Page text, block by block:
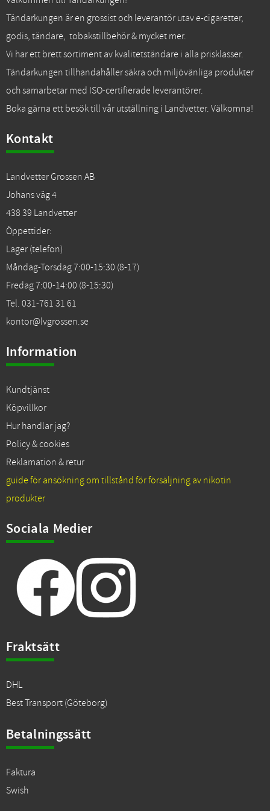
Tändarkungen är en grossist och leverantör utav e-cigaretter,
godis, tändare, tobakstillbehör & mycket mer.
Vi har ett brett sortiment av kvalitetständare i alla prisklasser.
Tändarkungen tillhandahåller säkra och miljövänliga produkter
och samarbetar med ISO-certifierade leverantörer.
Boka gärna ett besök till vår utställning i Landvetter. Välkomna!
Kontakt
Landvetter Grossen AB
Johans väg 4
438 39 Landvetter
Öppettider:
Lager (telefon)
Måndag-Torsdag 7:00-15:30 (8-17)
Fredag 7:00-14:00 (8-15:30)
Tel. 031-761 31 61
kontor@lvgrossen.se
Information
Kundtjänst
Köpvillkor
Hur handlar jag?
Policy & cookies
Reklamation & retur
guide för ansökning om tillstånd för försäljning av nikotin
produkter
Sociala Medier
Fraktsätt
DHL
Best Transport (Göteborg)
Betalningssätt
Faktura
Swish